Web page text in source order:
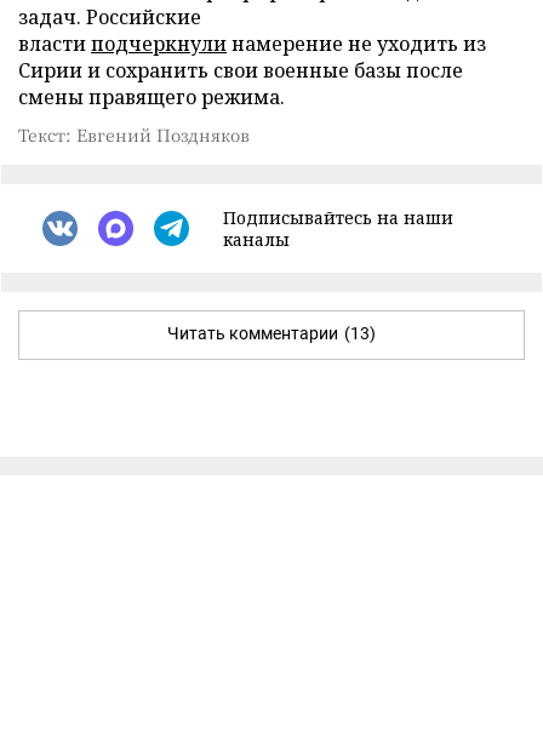
задач. Российские
властиподчеркнулинамерение не уходить из
Сирии и сохранить свои военные базы после
смены правящего режима.
Текст: Евгений Поздняков
Подписывайтесь на наши
каналы
Читать комментарии (13)